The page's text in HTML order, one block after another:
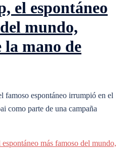
el espontáneo
mundo,
la mano de
famoso espontáneo irrumpió en el
como parte de una campaña
más famoso del mundo,